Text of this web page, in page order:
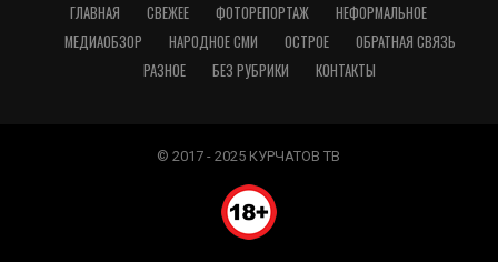
ГЛАВНАЯ СВЕЖЕЕ ФОТОРЕПОРТАЖ
НЕФОРМАЛЬНОЕ
МЕДИАОБЗОР
НАРОДНОЕ СМИ ОСТРОЕ
ОБРАТНАЯ СВЯЗЬ
РАЗНОЕ
БЕЗ РУБРИКИ КОНТАКТЫ
© 2017 - 2025 КУРЧАТОВ ТВ